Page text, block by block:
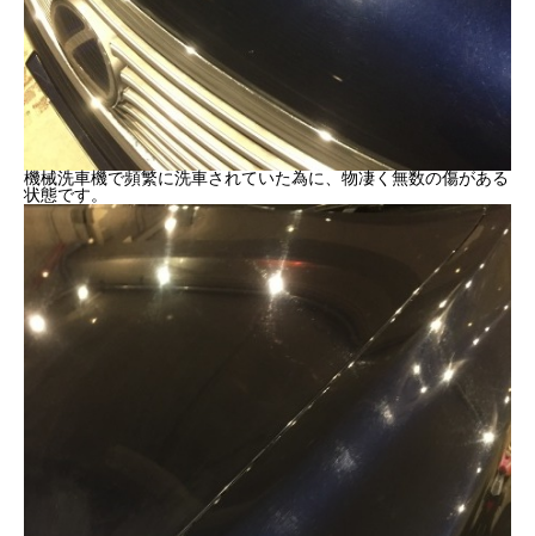
機械洗車機で頻繁に洗車されていた為に、物凄く無数の傷がある
状態です。